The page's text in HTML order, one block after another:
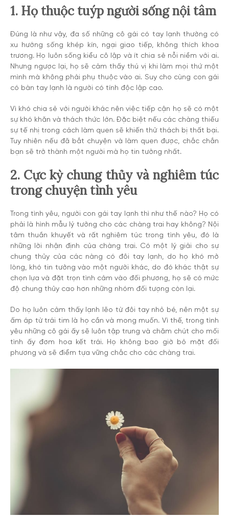
1. Họ thuộc tuýp người sống nội tâm
Đúng là như vậy, đa số những cô gái có tay lạnh thường có
xu hướng sống khép kín, ngại giao tiếp, không thích khoa
trương. Họ luôn sống kiểu cô lập và ít chia sẻ nỗi niềm với ai.
Nhưng ngược lại, họ sẽ cảm thấy thú vị khi làm mọi thứ một
mình mà không phải phụ thuộc vào ai. Suy cho cùng con gái
có bàn tay lạnh là người có tính độc lập cao.
Vì khó chia sẻ với người khác nên việc tiếp cận họ sẽ có một
sự khó khăn và thách thức lớn. Đặc biệt nếu các chàng thiếu
sự tế nhị trong cách làm quen sẽ khiến thử thách bị thất bại.
Tuy nhiên nếu đã bắt chuyện và làm quen được, chắc chắn
bạn sẽ trở thành một người mà họ tin tưởng nhất.
2. Cực kỳ chung thủy và nghiêm túc
trong chuyện tình yêu
Trong tình yêu, người con gái tay lạnh thì như thế nào? Họ có
phải là hình mẫu lý tưởng cho các chàng trai hay không? Nội
tâm thuần khuyết và rất nghiêm túc trong tình yêu, đó là
những lời nhận định của chàng trai. Có một lý giải cho sự
chung thủy của các nàng có đôi tay lạnh, do họ khó mở
lòng, khó tin tưởng vào một người khác, do đó khác thật sự
chọn lựa và đặt trọn tình cảm vào đối phương, họ sẽ có mức
độ chung thủy cao hơn những nhóm đối tượng còn lại.
Do họ luôn cảm thấy lạnh lẽo từ đôi tay nhỏ bé, nên một sự
ấm áp từ trái tim là họ cần và mong muốn. Vì thế, trong tình
yêu những cô gái ấy sẽ luôn tập trung và chăm chút cho mối
tình ấy đơm hoa kết trái. Họ không bao giờ bỏ mặt đối
phương và sẽ điểm tựa vững chắc cho các chàng trai.